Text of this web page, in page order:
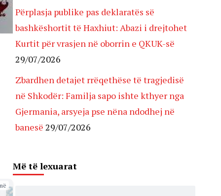
Përplasja publike pas deklaratës së
bashkëshortit të Haxhiut: Abazi i drejtohet
Kurtit për vrasjen në oborrin e QKUK-së
29/07/2026
Zbardhen detajet rrëqethëse të tragjedisë
në Shkodër: Familja sapo ishte kthyer nga
Gjermania, arsyeja pse nëna ndodhej në
banesë 29/07/2026
Më të lexuarat